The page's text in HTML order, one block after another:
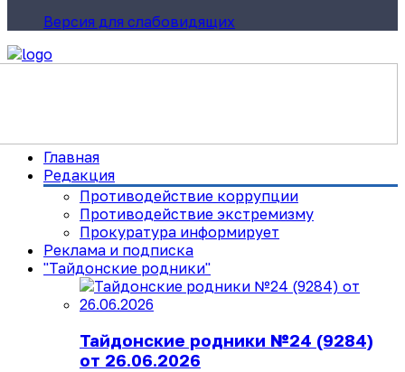
Версия для слабовидящих
Главная
Редакция
Противодействие коррупции
Противодействие экстремизму
Прокуратура информирует
Реклама и подписка
"Тайдонские родники"
Тайдонские родники №24 (9284)
от 26.06.2026